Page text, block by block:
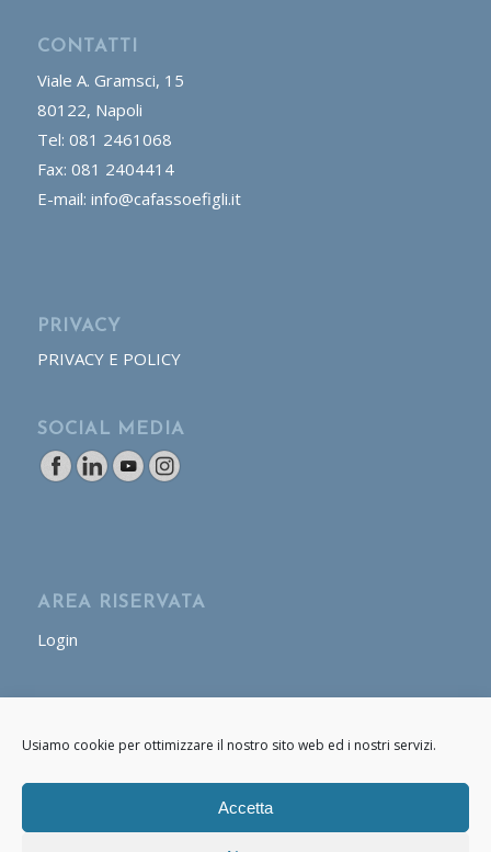
Usiamo cookie per ottimizzare il nostro sito web ed i nostri servizi.
Accetta
CONTATTI
Viale A. Gramsci, 15
80122, Napoli
Tel: 081 2461068
Fax: 081 2404414
E-mail: info@cafassoefigli.it
PRIVACY
PRIVACY E POLICY
SOCIAL MEDIA
AREA RISERVATA
Login